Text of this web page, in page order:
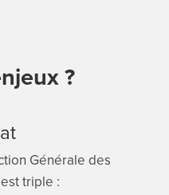
?
Générale des
triple :